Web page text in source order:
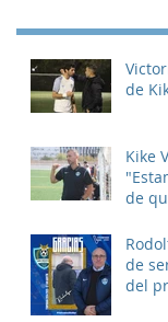
de
Kike
de
de
del